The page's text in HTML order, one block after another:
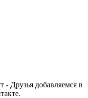
- Друзья добавляемся в